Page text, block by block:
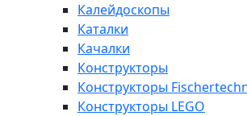
Калейдоскопы
Каталки
Качалки
Конструкторы
Конструкторы
Конструкторы LEGO